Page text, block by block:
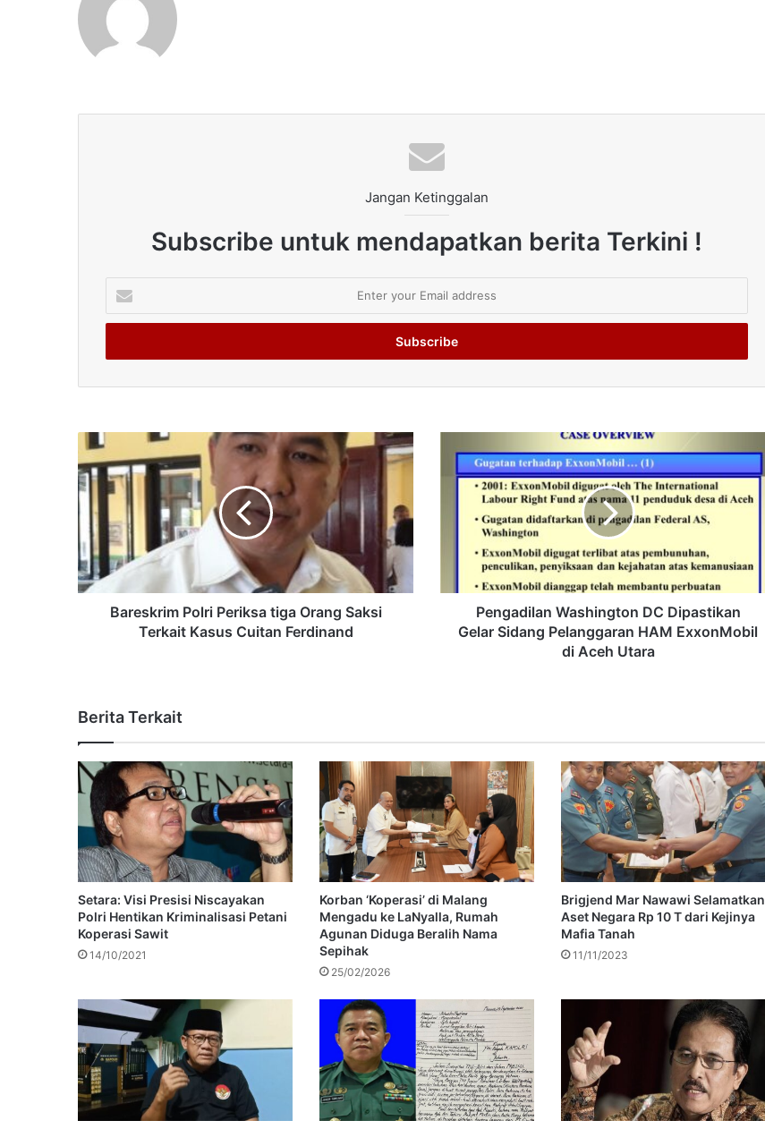
Jangan Ketinggalan
Subscribe untuk mendapatkan berita Terkini !
your
Email
Bareskrim Polri Periksa tiga Orang Saksi
Terkait Kasus Cuitan Ferdinand
Pengadilan Washington DC Dipastikan
Gelar Sidang Pelanggaran HAM ExxonMobil
di Aceh Utara
Berita Terkait
Setara: Visi Presisi Niscayakan
Polri Hentikan Kriminalisasi Petani
Koperasi Sawit
14/10/2021
Korban ‘Koperasi’ di Malang
Mengadu ke LaNyalla, Rumah
Agunan Diduga Beralih Nama
Sepihak
25/02/2026
Brigjend Mar Nawawi Selamatkan
Aset Negara Rp 10 T dari Kejinya
Mafia Tanah
11/11/2023